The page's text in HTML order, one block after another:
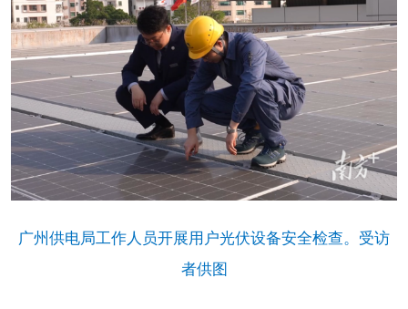
广州供电局工作人员开展用户光伏设备安全检查。受访
者供图